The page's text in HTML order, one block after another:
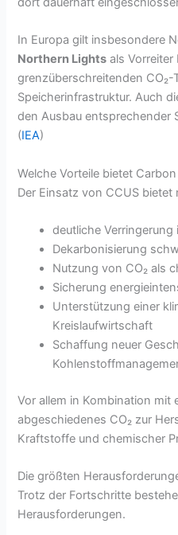
In Europa gilt insbesondere
Northern Lights als Vorreiter
grenzüberschreitenden
Speicherinfrastruktur. Auch
den Ausbau entsprechender
(IEA)
Welche Vorteile bietet
Der Einsatz von CCUS bietet
deutliche Verringerung
Dekarbonisierung
Nutzung von CO₂ als
Sicherung
Unterstützung einer
Kreislaufwirtschaft
Schaffung neuer
Vor allem in Kombination mit
abgeschiedenes CO₂ zur
Kraftstoffe und chemischer
Die größten
Trotz der Fortschritte
Herausforderungen.